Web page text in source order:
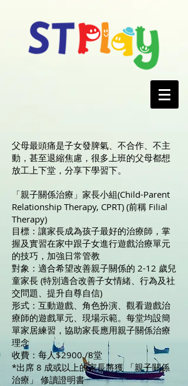
父母最頭痛是子女發脾氣、不合作、不主
動，甚至退縮焦慮，很多上班的父母都想
放工上下堂，分享下學習下。
「親子關係治療」家長小組(Child-Parent
Relationship Therapy, CPRT) (前稱 Filial
Therapy)
目標：讓家長成為孩子最好的治療師，掌
握及實習在家中跟子女進行遊戲治療單元
的技巧，加強日常管教
對象：適合希望改善親子關係的 2-12 歲兒
童家長 (特別適合改善子女情緒、行為及社
交問題、提升自尊自信)
形式：互動遊戲、角色扮演、觀看遊戲治
療師的遊戲單元、現場示範。每堂均設簡
單家居練習，協助家長應用親子關係治療
理念
收費：每人$2900 /8堂
*出席 8 成或以上的家長將獲 「親子關係
治療」 修讀證明書